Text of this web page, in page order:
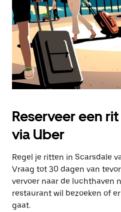
Reserveer een
via Uber
Regel je ritten in Scarsdale
Vraag tot 30 dagen van
vervoer naar de luchthaven
restaurant wil bezoeken of
gaat.